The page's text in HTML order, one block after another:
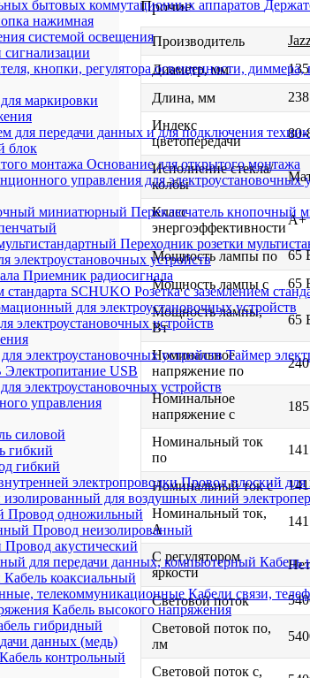
нажимная
системой освещения
маркировки
блок
Основание для открытого монтажа
управления для электроустановочных
Переключатель кнопочный
Переходник розетки
электроустановочных устройств
Приемник радиосигнала
Розетка с заземлением
для электроустановочных устройств
электроустановочных устройств
Таймер
Электропитание USB
электроустановочных устройств
управления
силовой
гибкий
гибкий
Провод плоский для
Провод одножильный
Провод неизолированный
Провод акустический
Кабель
Кабель коаксиальный
Кабели связи,
Кабель высокого напряжения
гибридный
данных (медь)
Кабель контрольный
Прочие
Производитель
Диаметр, мм
Длина, мм
Индекс
цветопередачи
80-
Исполнение стекла/
колбы
Класс
энергоэффективности
A+
Мощность лампы по
65
Мощность лампы с
65
Мощность лампы,
Вт
65
Номинальное
напряжение по
Номинальное
напряжение с
Номинальный ток
по
Номинальный ток с
Номинальный ток,
А
С регулятором
яркости
Нет
Световой поток
Световой поток по,
лм
Световой поток с,